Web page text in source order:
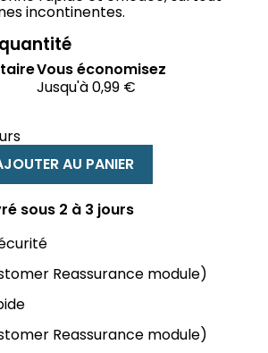
incontinentes.
Vous économisez
Jusqu'à 0,99 €
AU PANIER
sous 2 à 3 jours
Reassurance module)
Reassurance module)